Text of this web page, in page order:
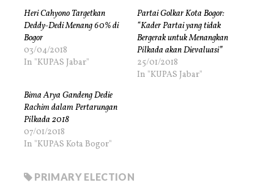
Heri Cahyono Targetkan
Deddy-Dedi Menang 60% di
Bogor
03/04/2018
In "KUPAS Jabar"
Partai Golkar Kota Bogor:
“Kader Partai yang tidak
Bergerak untuk Menangkan
Pilkada akan Dievaluasi”
25/01/2018
In "KUPAS Jabar"
Bima Arya Gandeng Dedie
Rachim dalam Pertarungan
Pilkada 2018
07/01/2018
In "KUPAS Kota Bogor"
PRIMARY ELECTION